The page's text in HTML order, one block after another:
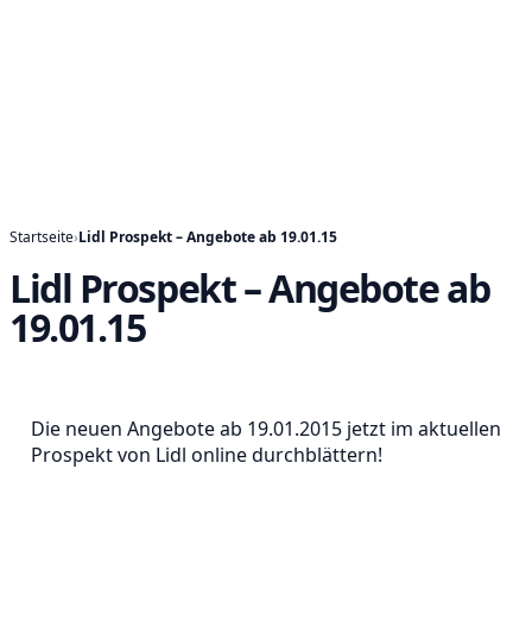
Startseite›Lidl Prospekt – Angebote ab 19.01.15
Lidl Prospekt – Angebote ab
19.01.15
Die neuen Angebote ab 19.01.2015 jetzt im aktuellen
Prospekt von Lidl online durchblättern!